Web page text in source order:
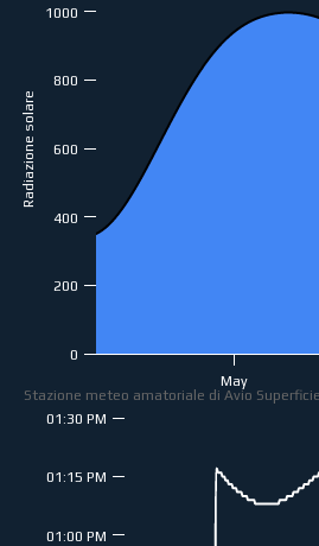
Radiazione solare
May
0
200
400
600
800
1000
Stazione meteo amatoriale di Avio
01:00 PM
01:15 PM
01:30 PM